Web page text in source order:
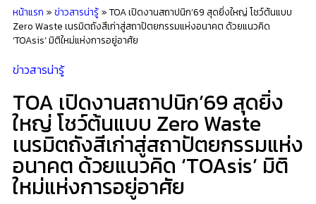
หน้าแรก » ข่าวสารน่ารู้ » TOA เปิดงานสถาปนิก’69 สุดยิ่งใหญ่ โชว์ต้นแบบ
Zero Waste เนรมิตถังสีเก่าสู่สถาปัตยกรรมแห่งอนาคต ด้วยแนวคิด
‘TOAsis’ มิติใหม่แห่งการอยู่อาศัย
ข่าวสารน่ารู้
TOA เปิดงานสถาปนิก’69 สุดยิ่ง
ใหญ่ โชว์ต้นแบบ Zero Waste
เนรมิตถังสีเก่าสู่สถาปัตยกรรมแห่ง
อนาคต ด้วยแนวคิด ‘TOAsis’ มิติ
ใหม่แห่งการอยู่อาศัย